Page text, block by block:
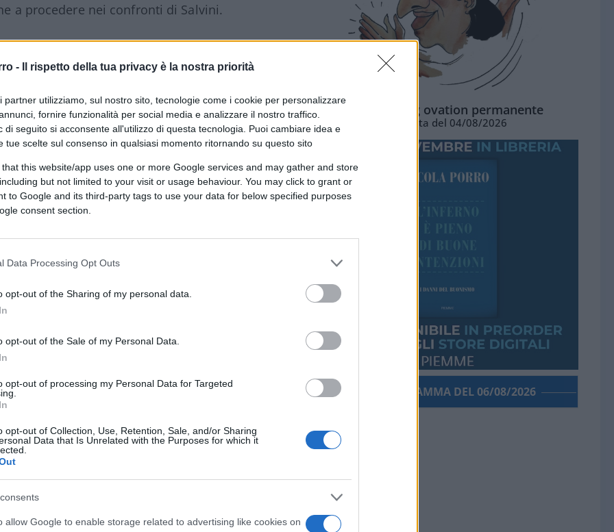
- Il rispetto della tua privacy è la nostra priorità
partner utilizziamo, sul nostro sito, tecnologie come i cookie per personalizzare
fornire funzionalità per social media e analizzare il nostro traffico.
di seguito si acconsente all'utilizzo di questa tecnologia. Puoi cambiare idea e
tue scelte sul consenso in qualsiasi momento ritornando su questo sito
that this website/app uses one or more Google services and may gather and store
but not limited to your visit or usage behaviour. You may click to grant or
to Google and its third-party tags to use your data for below specified purposes
consent section.
Data Processing Opt Outs
opt-out of the Sharing of my personal data.
opt-out of the Sale of my Personal Data.
opt-out of processing my Personal Data for Targeted
opt-out of Collection, Use, Retention, Sale, and/or Sharing
Data that Is Unrelated with the Purposes for which it
allow Google to enable storage related to advertising like cookies on
a procedere nei confronti di Salvini.
dell’Unione europea
#MATTEO SALVINI #TAV
26
di controllare chi ha
sugli abbonati: pagare il posto non
1.3kVisualizzazioni 0commenti
La standing ovation permanente
Vignetta del 04/08/2026
PORROGRAMMA DEL 06/08/2026